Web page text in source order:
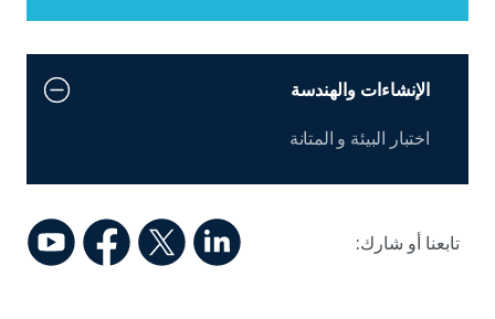
الإنشاءات والهندسة
اختبار البيئة و المتانة
تابعنا أو شارك: